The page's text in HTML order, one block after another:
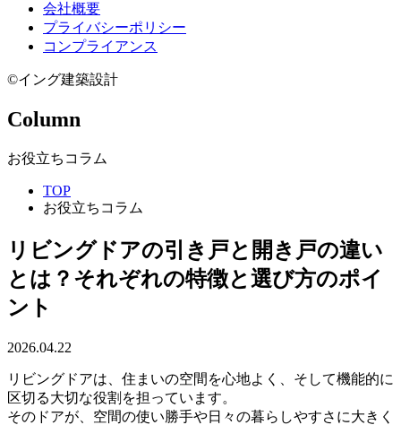
会社概要
プライバシーポリシー
コンプライアンス
©イング建築設計
Column
お役立ちコラム
TOP
お役立ちコラム
リビングドアの引き戸と開き戸の違い
とは？それぞれの特徴と選び方のポイ
ント
2026.04.22
リビングドアは、住まいの空間を心地よく、そして機能的に
区切る大切な役割を担っています。
そのドアが、空間の使い勝手や日々の暮らしやすさに大きく